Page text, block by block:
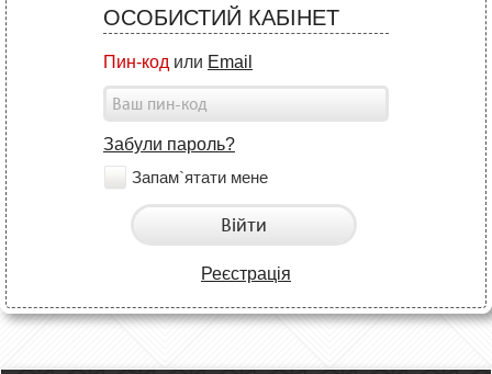
ОСОБИСТИЙ КАБІНЕТ
Пин-код или Email
Забули пароль?
Запам`ятати мене
Війти
Реєстрація